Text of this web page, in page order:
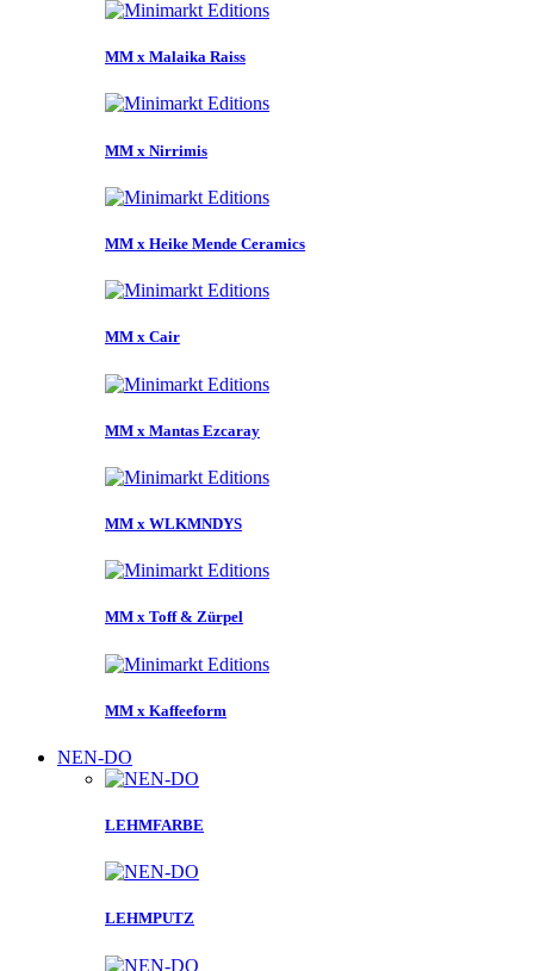
MM x Malaika Raiss
MM x Nirrimis
MM x Heike Mende Ceramics
MM x Cair
MM x Mantas Ezcaray
MM x WLKMNDYS
MM x Toff & Zürpel
MM x Kaffeeform
NEN-DO
LEHMFARBE
LEHMPUTZ